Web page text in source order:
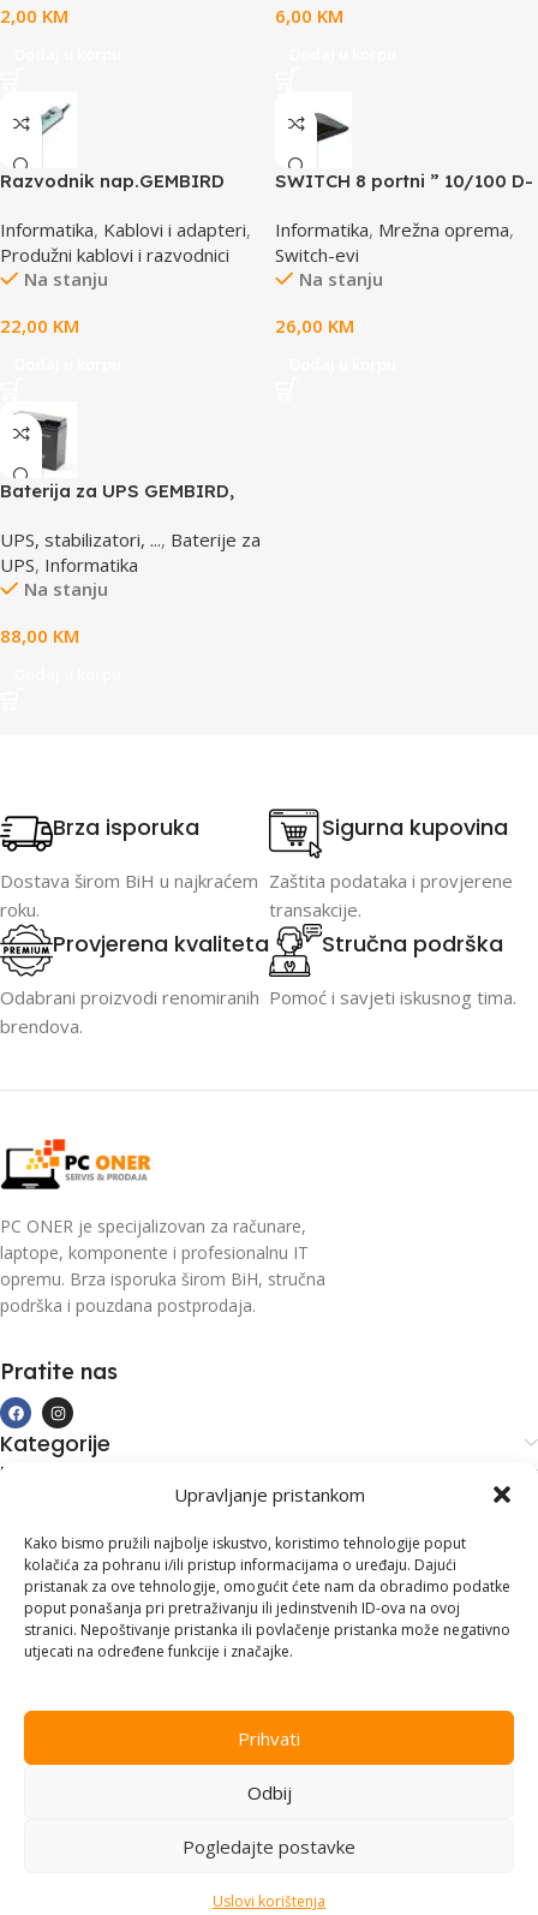
Upravljanje pristankom
Kako bismo pružili najbolje iskustvo, koristimo tehnologije poput
kolačića za pohranu i/ili pristup informacijama o uređaju. Dajući
pristanak za ove tehnologije, omogućit ćete nam da obradimo podatke
poput ponašanja pri pretraživanju ili jedinstvenih ID-ova na ovoj
stranici. Nepoštivanje pristanka ili povlačenje pristanka može negativno
utjecati na određene funkcije i značajke.
Prihvati
Odbij
Pogledajte postavke
Uslovi korištenja
2,00 KM
6,00 KM
Razvodnik nap.GEMBIRD
prekidač, 1,8M, osigurač,
prenaponska zaštita
Informatika, Kablovi i adapteri,
Produžni kablovi i razvodnici
Na stanju
22,00 KM
SWITCH 8 portni ” 10/100 D-
Informatika, Mrežna oprema,
Switch-evi
Na stanju
26,00 KM
Baterija za UPS GEMBIRD,
UPS, stabilizatori, ..., Baterije za
UPS, Informatika
Na stanju
88,00 KM
Brza isporuka
Dostava širom BiH u najkraćem
roku.
Sigurna kupovina
Zaštita podataka i provjerene
transakcije.
Provjerena kvaliteta
Odabrani proizvodi renomiranih
brendova.
Stručna podrška
Pomoć i savjeti iskusnog tima.
PC ONER je specijalizovan za računare,
laptope, komponente i profesionalnu IT
opremu. Brza isporuka širom BiH, stručna
podrška i pouzdana postprodaja.
Pratite nas
Kategorije
Kupovina i podrška
Kontakt informacije
Branilaca Bosne, 75 300 Lukavac
+387 35 555 999
info@pconer.ba
Vision.